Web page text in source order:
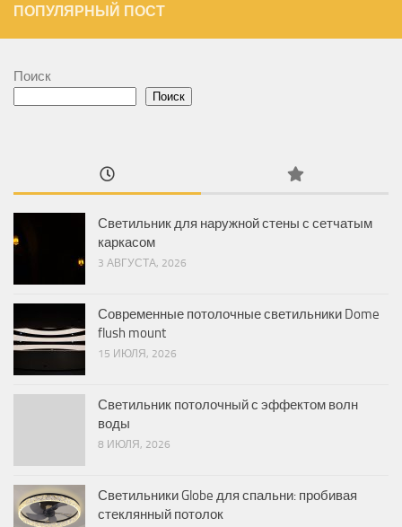
ПОПУЛЯРНЫЙ ПОСТ
Поиск
Поиск
Светильник для наружной стены с сетчатым
каркасом
3 АВГУСТА, 2026
Современные потолочные светильники Dome
flush mount
15 ИЮЛЯ, 2026
Светильник потолочный с эффектом волн
воды
8 ИЮЛЯ, 2026
Светильники Globe для спальни: пробивая
стеклянный потолок